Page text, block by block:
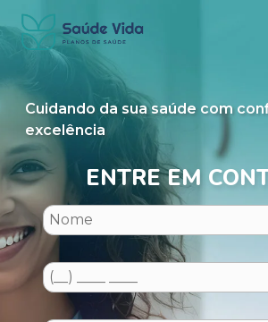
Cuidando da sua saúde com
excelência
ENTRE EM